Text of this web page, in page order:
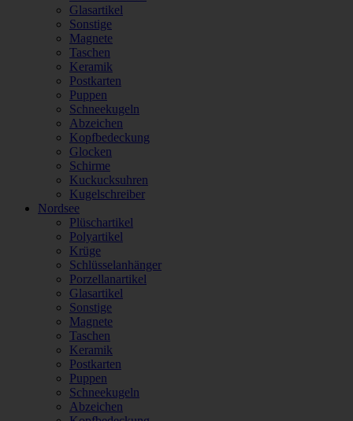
Glasartikel
Sonstige
Magnete
Taschen
Keramik
Postkarten
Puppen
Schneekugeln
Abzeichen
Kopfbedeckung
Glocken
Schirme
Kuckucksuhren
Kugelschreiber
Nordsee
Plüschartikel
Polyartikel
Krüge
Schlüsselanhänger
Porzellanartikel
Glasartikel
Sonstige
Magnete
Taschen
Keramik
Postkarten
Puppen
Schneekugeln
Abzeichen